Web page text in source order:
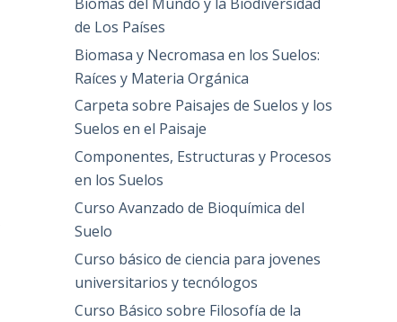
de Los Países
Biomasa y Necromasa en los Suelos:
Raíces y Materia Orgánica
Carpeta sobre Paisajes de Suelos y los
Suelos en el Paisaje
Componentes, Estructuras y Procesos
en los Suelos
Curso Avanzado de Bioquímica del
Suelo
Curso básico de ciencia para jovenes
universitarios y tecnólogos
Curso Básico sobre Filosofía de la